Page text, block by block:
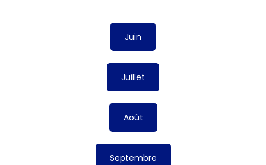
Juin
Juillet
Août
Septembre